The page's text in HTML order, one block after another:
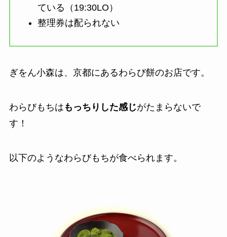
ている（19:30LO）
整理券は配られない
ぎをん小森は、京都にあるわらび餅のお店です。
わらびもちは もっちりした感じがたまらないで
す！
以下のようなわらびもちが食べられます。